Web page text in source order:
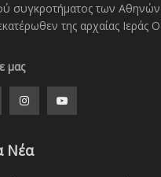
συγκροτήματος των Αθηνών
της αρχαίας Ιεράς
μας
Νέα